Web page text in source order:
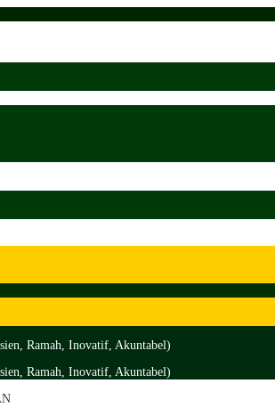
Ramah, Inovatif, Akuntabel)
Ramah, Inovatif, Akuntabel)